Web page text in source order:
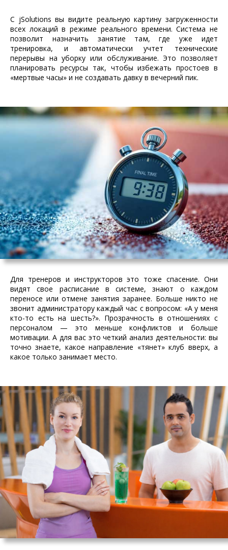
С jSolutions вы видите реальную картину загруженности
всех локаций в режиме реального времени. Система не
позволит назначить занятие там, где уже идет
тренировка, и автоматически учтет технические
перерывы на уборку или обслуживание. Это позволяет
планировать ресурсы так, чтобы избежать простоев в
«мертвые часы» и не создавать давку в вечерний пик.
Для тренеров и инструкторов это тоже спасение. Они
видят свое расписание в системе, знают о каждом
переносе или отмене занятия заранее. Больше никто не
звонит администратору каждый час с вопросом: «А у меня
кто-то есть на шесть?». Прозрачность в отношениях с
персоналом — это меньше конфликтов и больше
мотивации. А для вас это четкий анализ деятельности: вы
точно знаете, какое направление «тянет» клуб вверх, а
какое только занимает место.